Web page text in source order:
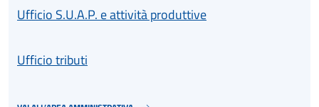
Ufficio S.U.A.P. e attività produttive
Ufficio tributi